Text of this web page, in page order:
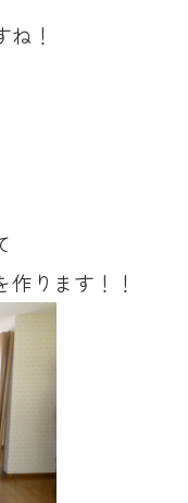
！
ります！！